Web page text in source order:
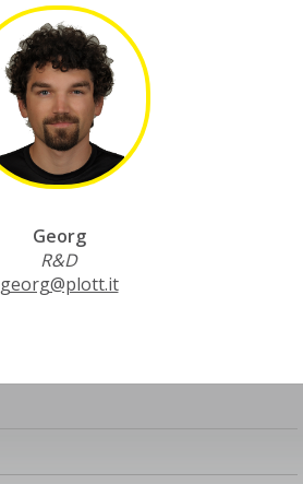
Georg
R&D
georg@plott.it